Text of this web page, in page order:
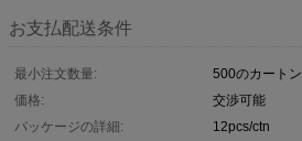
お支払配送条件
最小注文数量:
500のカートン
価格:
交渉可能
パッケージの詳細:
12pcs/ctn